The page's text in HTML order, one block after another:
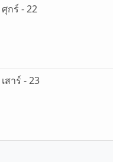
ศุกร์ - 22
เสาร์ - 23